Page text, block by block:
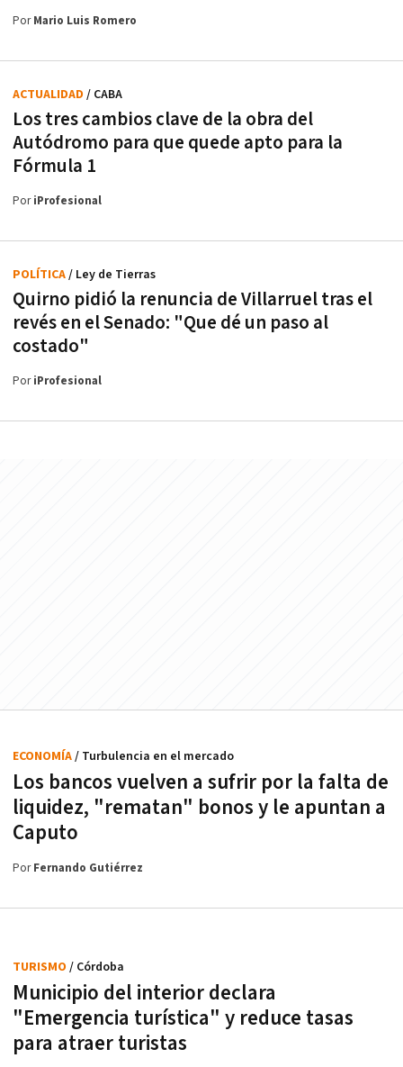
PorMario Luis Romero
Los tres cambios clave de la obra del
Autódromo para que quede apto para la
Fórmula 1
ACTUALIDAD / CABA
PoriProfesional
Quirno pidió la renuncia de Villarruel tras el
revés en el Senado: "Que dé un paso al
costado"
POLÍTICA/ Ley de Tierras
PoriProfesional
Los bancos vuelven a sufrir por la falta de
liquidez, "rematan" bonos y le apuntan a
Caputo
ECONOMÍA/ Turbulencia en el mercado
PorFernando Gutiérrez
Municipio del interior declara
"Emergencia turística" y reduce tasas
para atraer turistas
TURISMO / Córdoba